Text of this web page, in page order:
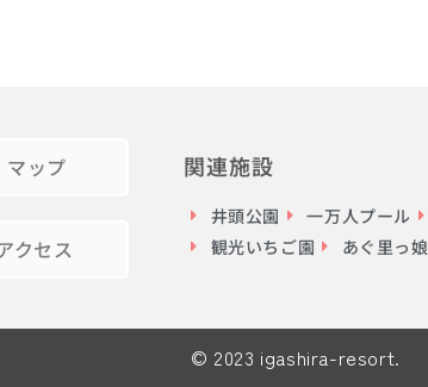
マップ
クセス
関連施設
井頭公園 一万人プール
観光いちご園
あぐ里っ娘
© 2023 igashira-resort.